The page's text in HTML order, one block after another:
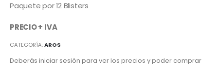
Paquete por 12 Blisters
PRECIO + IVA
CATEGORÍA:AROS
Deberás iniciar sesión para ver los precios y poder comprar